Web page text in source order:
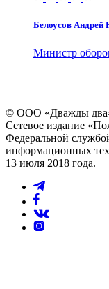
Белоусов Андрей
Министр
© ООО «Дважды
Сетевое издание
Федеральной
информационных
13 июля 2018 года.